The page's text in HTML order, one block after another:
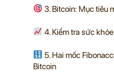
3. Bitcoin: Mục tiêu
4. Kiểm tra sức
5. Hai mốc
Bitcoin